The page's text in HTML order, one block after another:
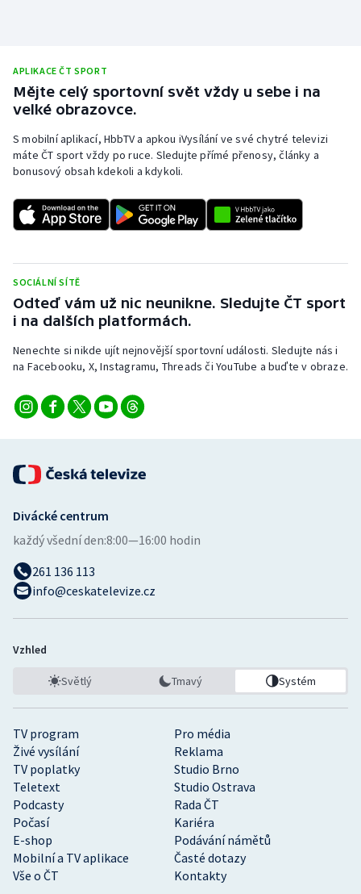
Rychlostní kanoistika
Short track
Sportovní střelba
Stolní tenis
Triatlon
Veslování
Vodní slalom
APLIKACE ČT SPORT
Mějte celý sportovní svět vždy u sebe i na
velké obrazovce.
S mobilní aplikací, HbbTV a apkou iVysílání ve své chytré televizi
máte ČT sport vždy po ruce. Sledujte přímé přenosy, články a
bonusový obsah kdekoli a kdykoli.
SOCIÁLNÍ SÍTĚ
Odteď vám už nic neunikne. Sledujte ČT sport
i na dalších platformách.
Nenechte si nikde ujít nejnovější sportovní události. Sledujte nás i
na Facebooku, X, Instagramu, Threads či YouTube a buďte v obraze.
TV program
Pro média
Živé vysílání
Reklama
TV poplatky
Studio Brno
Teletext
Studio Ostrava
Podcasty
Rada ČT
Počasí
Kariéra
E-shop
Podávání námětů
Mobilní a TV aplikace
Časté dotazy
Vše o ČT
Kontakty
Divácké centrum
každý všední den:8:00—16:00 hodin
261 136 113
info@ceskatelevize.cz
Vzhled
Světlý Tmavý Systém